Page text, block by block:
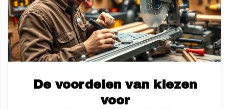
De voordelen van kiezen
voor